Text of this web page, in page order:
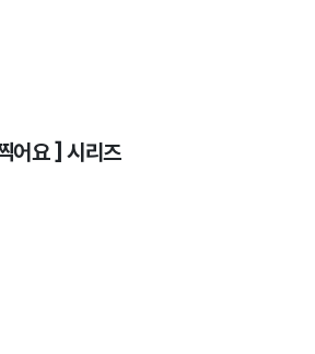
어요 ] 시리즈